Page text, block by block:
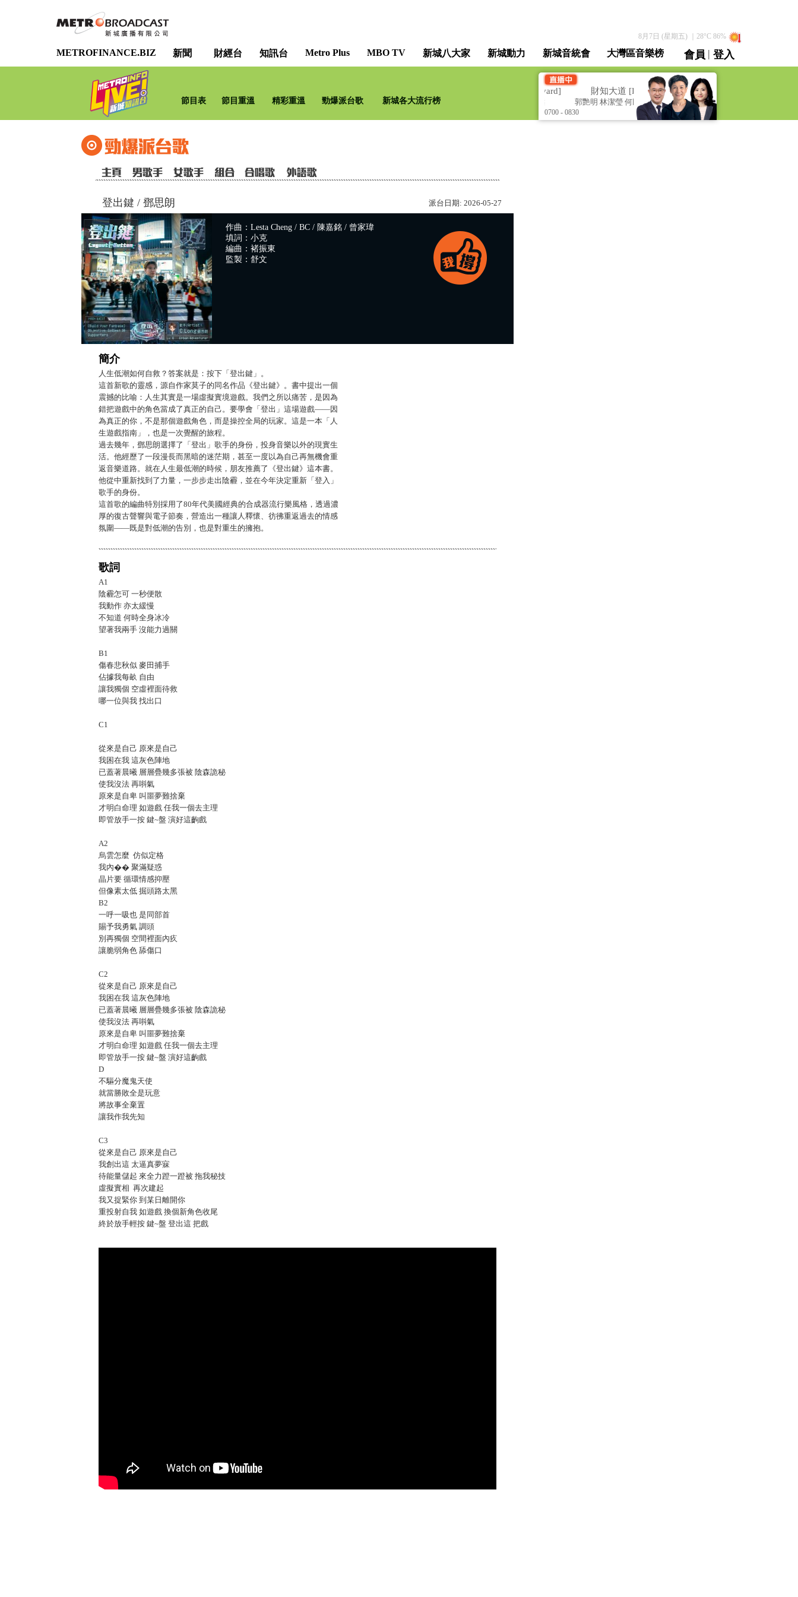
8月7日 (星期五)｜ 28°C 86%
METROFINANCE.BIZ 新聞 財經台 知訊台 Metro Plus MBO TV 新城八大家 新城動力 新城音統會 大灣區音樂榜 會員 | 登入
直播 / 重溫
節目表 節目重溫 精彩重溫 勁爆派台歌 新城各大流行榜
財知大道 [Finance Boulevard] 財知大道 [Finance Boulevard]
郭艷明 林潔瑩 何民傑
0700 - 0830
登出鍵 / 鄧思朗 派台日期: 2026-05-27
作曲：Lesta Cheng / BC / 陳嘉銘 / 曾家瑋
填詞：小克
編曲：褚振東
監製：舒文
簡介
人生低潮如何自救？答案就是：按下「登出鍵」。
這首新歌的靈感，源自作家莫子的同名作品《登出鍵》。書中提出一個
震撼的比喻：人生其實是一場虛擬實境遊戲。我們之所以痛苦，是因為
錯把遊戲中的角色當成了真正的自己。要學會「登出」這場遊戲——因
為真正的你，不是那個遊戲角色，而是操控全局的玩家。這是一本「人
生遊戲指南」，也是一次覺醒的旅程。
過去幾年，鄧思朗選擇了「登出」歌手的身份，投身音樂以外的現實生
活。他經歷了一段漫長而黑暗的迷茫期，甚至一度以為自己再無機會重
返音樂道路。就在人生最低潮的時候，朋友推薦了《登出鍵》這本書。
他從中重新找到了力量，一步步走出陰霾，並在今年決定重新「登入」
歌手的身份。
這首歌的編曲特別採用了80年代美國經典的合成器流行樂風格，透過濃
厚的復古聲響與電子節奏，營造出一種讓人釋懷、彷彿重返過去的情感
氛圍——既是對低潮的告別，也是對重生的擁抱。
歌詞
A1
陰霾怎可 一秒便散
我動作 亦太緩慢
不知道 何時全身冰冷
望著我兩手 沒能力過關
B1
傷春悲秋似 麥田捕手
佔據我每畝 自由
讓我獨個 空虛裡面待救
哪一位與我 找出口
C1
從來是自己 原來是自己
我困在我 這灰色陣地
已蓋著晨曦 層層疊幾多張被 陰森詭秘
使我沒法 再唞氣
原來是自卑 叫噩夢難捨棄
才明白命理 如遊戲 任我一個去主理
即管放手一按 鍵~盤 演好這齣戲
A2
烏雲怎麼 仿似定格
我內�� 聚滿疑惑
晶片要 循環情感抑壓
但像素太低 掘頭路太黑
B2
一呼一吸也 是同部首
賜予我勇氣 調頭
別再獨個 空間裡面內疚
讓脆弱角色 舔傷口
C2
從來是自己 原來是自己
我困在我 這灰色陣地
已蓋著晨曦 層層疊幾多張被 陰森詭秘
使我沒法 再唞氣
原來是自卑 叫噩夢難捨棄
才明白命理 如遊戲 任我一個去主理
即管放手一按 鍵~盤 演好這齣戲
D
不驅分魔鬼天使
就當勝敗全是玩意
將故事全棄置
讓我作我先知
C3
從來是自己 原來是自己
我創出這 太逼真夢寐
待能量儲起 來全力蹬一蹬被 拖我秘技
虛擬實相 再次建起
我又捉緊你 到某日離開你
重投射自我 如遊戲 換個新角色收尾
終於放手輕按 鍵~盤 登出這 把戲